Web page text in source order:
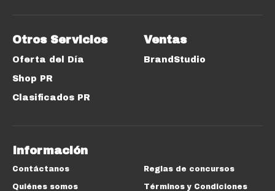
Otros Servicios
Oferta del Día
Shop PR
Clasificados PR
Ventas
BrandStudio
Información
Contáctanos
Quiénes somos
Reglas de concursos
Términos y Condiciones